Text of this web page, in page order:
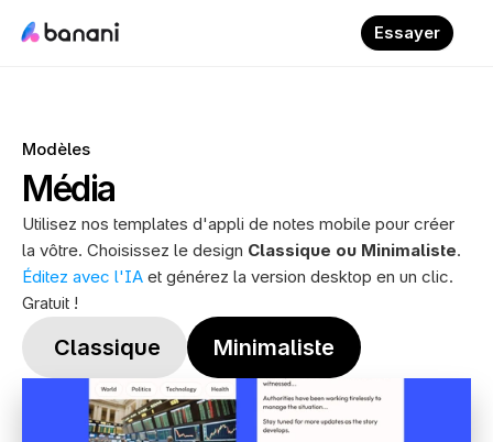
Modèles
Média
Utilisez nos templates d'appli de notes mobile pour créer
la vôtre. Choisissez le design Classique ou Minimaliste
Éditez avec l'IA et générez la version desktop en un clic.
Gratuit !
Classique Minimaliste
Essayer